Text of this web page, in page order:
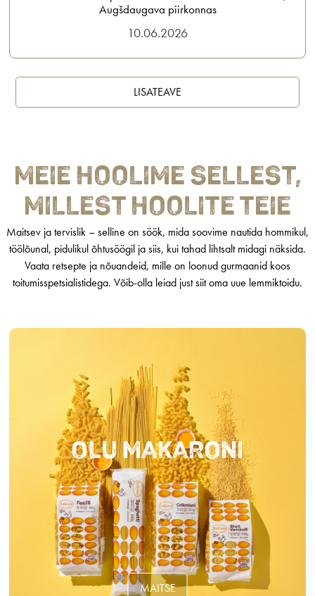
Augšdaugava piirkonnas
10.06.2026
LISATEAVE
Meie hoolime sellest,
millest hoolite teie
Maitsev ja tervislik – selline on söök, mida soovime nautida hommikul,
töölõunal, pidulikul õhtusöögil ja siis, kui tahad lihtsalt midagi näksida.
Vaata retsepte ja nõuandeid, mille on loonud gurmaanid koos
toitumisspetsialistidega. Võib-olla leiad just siit oma uue lemmiktoidu.
Olu makaroni
MAITSE